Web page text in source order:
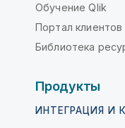
Обучение Qlik
Портал клиентов
Библиотека
Продукты
ИНТЕГРАЦИЯ И